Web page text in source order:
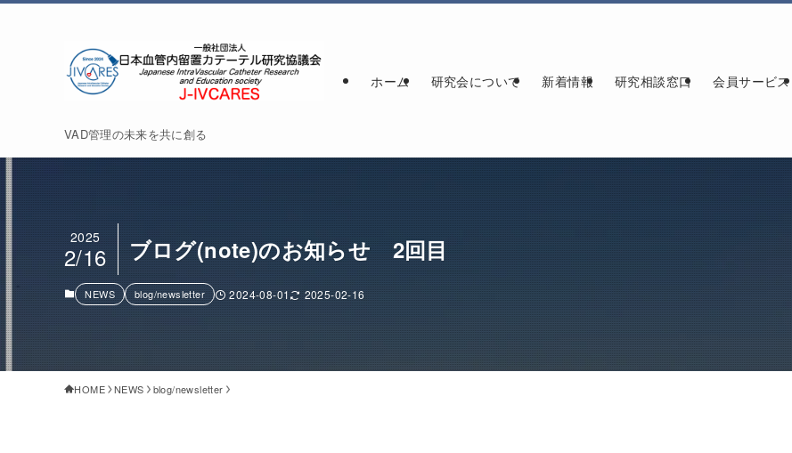
VAD管理の未来を共に創る
ホーム 研究会について 新着情報 研究相談窓口 会員サービス
ブログ(note)のお知らせ 2回目
2025
2/16
NEWS blog/newsletter 2024-08-01 2025-02-16
HOME NEWS blog/newsletter